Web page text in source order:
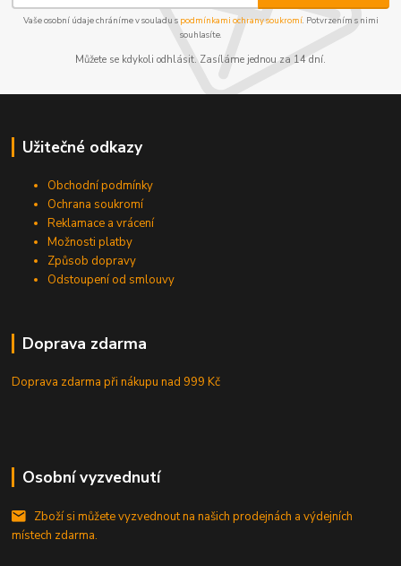
Vaše osobní údaje chráníme v souladu s podmínkami ochrany soukromí. Potvrzením s nimi
souhlasíte.
Můžete se kdykoli odhlásit. Zasíláme jednou za 14 dní.
Užitečné odkazy
Obchodní podmínky
Ochrana soukromí
Reklamace a vrácení
Možnosti platby
Způsob dopravy
Odstoupení od smlouvy
Doprava zdarma
Doprava zdarma při nákupunad 999 Kč
Osobní vyzvednutí
Zboží si můžete vyzvednout na našich prodejnách a výdejních
místech zdarma.